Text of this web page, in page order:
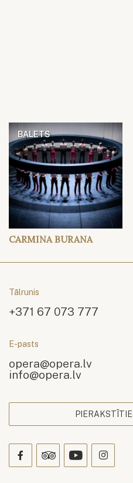
BALETS
CARMINA BURANA
Tālrunis
+371 67 073 777
E-pasts
opera@opera.lv
info@opera.lv